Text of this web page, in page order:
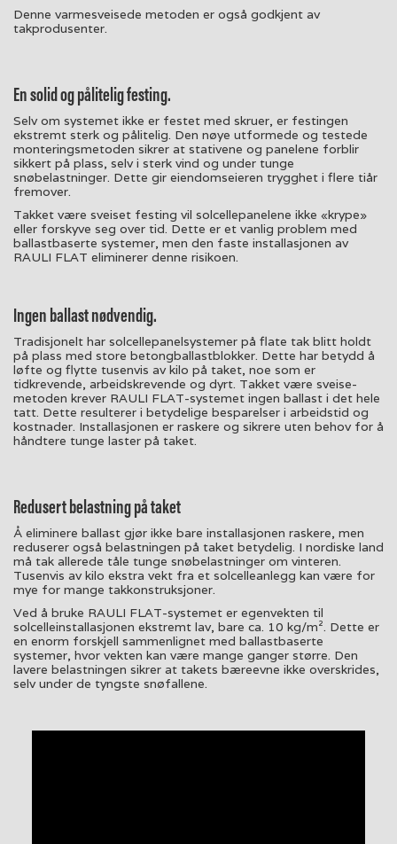
Denne varmesveisede metoden er også godkjent av
takprodusenter.
En solid og pålitelig festing.
Selv om systemet ikke er festet med skruer, er festingen
ekstremt sterk og pålitelig. Den nøye utformede og testede
monteringsmetoden sikrer at stativene og panelene forblir
sikkert på plass, selv i sterk vind og under tunge
snøbelastninger. Dette gir eiendomseieren trygghet i flere tiår
fremover.
Takket være sveiset festing vil solcellepanelene ikke «krype»
eller forskyve seg over tid. Dette er et vanlig problem med
ballastbaserte systemer, men den faste installasjonen av
RAULI FLAT eliminerer denne risikoen.
Ingen ballast nødvendig.
Tradisjonelt har solcellepanelsystemer på flate tak blitt holdt
på plass med store betongballastblokker. Dette har betydd å
løfte og flytte tusenvis av kilo på taket, noe som er
tidkrevende, arbeidskrevende og dyrt. Takket være sveise-
metoden krever RAULI FLAT-systemet ingen ballast i det hele
tatt. Dette resulterer i betydelige besparelser i arbeidstid og
kostnader. Installasjonen er raskere og sikrere uten behov for å
håndtere tunge laster på taket.
Redusert belastning på taket
Å eliminere ballast gjør ikke bare installasjonen raskere, men
reduserer også belastningen på taket betydelig. I nordiske land
må tak allerede tåle tunge snøbelastninger om vinteren.
Tusenvis av kilo ekstra vekt fra et solcelleanlegg kan være for
mye for mange takkonstruksjoner.
Ved å bruke RAULI FLAT-systemet er egenvekten til
solcelleinstallasjonen ekstremt lav, bare ca. 10 kg/m². Dette er
en enorm forskjell sammenlignet med ballastbaserte
systemer, hvor vekten kan være mange ganger større. Den
lavere belastningen sikrer at takets bæreevne ikke overskrides,
selv under de tyngste snøfallene.